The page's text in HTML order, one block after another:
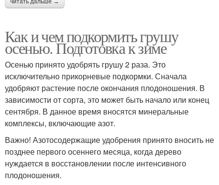
читать дальше →
Как и чем подкормить грушу
осенью. Подготовка к зиме
Осенью принято удобрять грушу 2 раза. Это
исключительно прикорневые подкормки. Сначала
удобряют растение после окончания плодоношения. В
зависимости от сорта, это может быть начало или конец
сентября. В данное время вносятся минеральные
комплексы, включающие азот.
Важно! Азотосодержащие удобрения принято вносить не
позднее первого осеннего месяца, когда дерево
нуждается в восстановлении после интенсивного
плодоношения.